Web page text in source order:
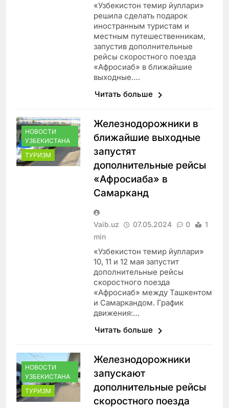
«Узбекистон темир йуллари»
решила сделать подарок
иностранным туристам и
местным путешественникам,
запустив дополнительные
рейсы скоростного поезда
«Афросиаб» в ближайшие
выходные….
Читать больше
НОВОСТИ
УЗБЕКИСТАНА
ТУРИЗМ
Железнодорожники в
ближайшие выходные
запустят
дополнительные рейсы
«Афросиаба» в
Самарканд
Vaib.uz 07.05.2024 0
1
min
«Узбекистон темир йуллари»
10, 11 и 12 мая запустит
дополнительные рейсы
скоростного поезда
«Афросиаб» между Ташкентом
и Самаркандом. График
движения:…
Читать больше
НОВОСТИ
УЗБЕКИСТАНА
ТУРИЗМ
Железнодорожники
запускают
дополнительные рейсы
скоростного поезда